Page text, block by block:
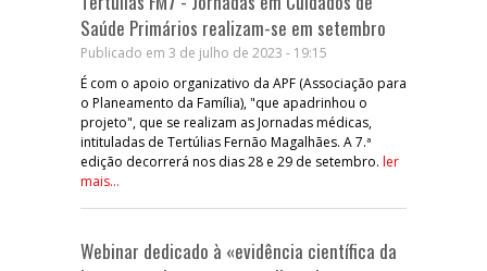
Saúde Primários realizam-se em setembro
Publicado em 3 de julho de 2023 - 19:15
É com o apoio organizativo da APF (Associação para
o Planeamento da Família), "que apadrinhou o
projeto", que se realizam as Jornadas médicas,
intituladas de Tertúlias Fernão Magalhães. A 7.ª
edição decorrerá nos dias 28 e 29 de setembro. ler
mais...
Webinar dedicado à «evidência científica da